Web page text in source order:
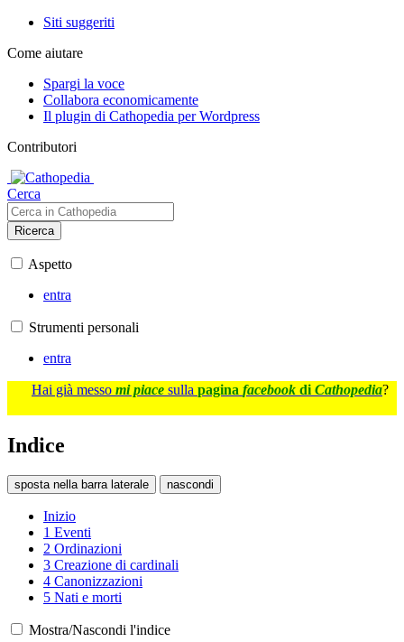
Siti suggeriti
Come aiutare
Spargi la voce
Collabora economicamente
Il plugin di Cathopedia per Wordpress
Contributori
Cerca
Ricerca
Aspetto
entra
Strumenti personali
entra
Hai già messo mi piace sulla pagina facebook di Cathopedia?
Indice
sposta nella barra laterale nascondi
Inizio
1 Eventi
2 Ordinazioni
3 Creazione di cardinali
4 Canonizzazioni
5 Nati e morti
Mostra/Nascondi l'indice